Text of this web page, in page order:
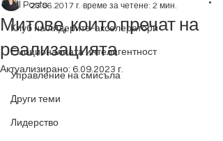
All Posts
Клуб на лидерите-акселератори
Емоционалната интелигентност
Управление на смисъла
Други теми
Лидерство
Митове, които пречат на
реализацията
23.06.2017 г. време за четене: 2 мин.
Актуализирано: 6.09.2023 г.